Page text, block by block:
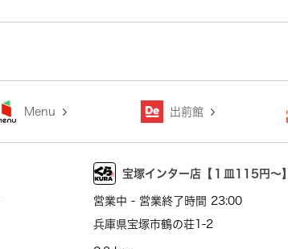
Menu 出前館
宝塚インター店【１皿115円～】
営業中 - 営業終了時間 23:00
兵庫県宝塚市鶴の荘1-2